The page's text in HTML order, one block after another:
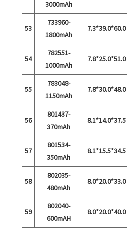
3000mAh
53
733960-
1800mAh
7.3*39.0*60.0
54
782551-
1000mAh
7.8*25.0*51.0
55
783048-
1150mAh
7.8*30.0*48.0
56
801437-
370mAh
8.1*14.0*37.5
57
801534-
350mAh
8.1*15.5*34.5
58
802035-
480mAh
8.0*20.0*33.0
59
802040-
600mAH
8.0*20.0*40.0